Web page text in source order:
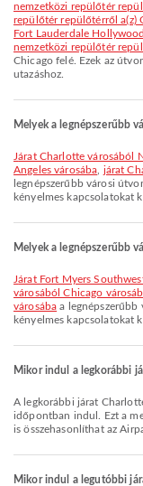
nemzetközi repülőtér
repülőtér repülőtérről a(z)
Fort Lauderdale
nemzetközi repülőtér
Chicago felé. Ezek az
utazáshoz.
Melyek a legnépszerűbb
járat Charlotte városából
Angeles városába járat
legnépszerűbb városi
kényelmes kapcsolatokat
Melyek a legnépszerűbb
járat Fort Myers
városából Chicago
városába a legnépszerűbb
kényelmes kapcsolatokat
Mikor indul a legkorábbi
A legkorábbi járat Charlotte városából Chicago felé a légitársasággal 00:00
időpontban indul. Ezt a
is összehasonlíthat az
Mikor indul a legutóbbi